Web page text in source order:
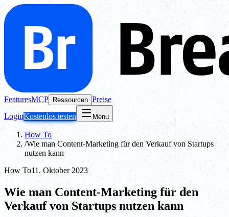
FeaturesMCP Ressourcen Preise
LoginKostenlos testen Menu
How To
/Wie man Content-Marketing für den Verkauf von Startups
nutzen kann
How To11. Oktober 2023
Wie man Content-Marketing für den
Verkauf von Startups nutzen kann